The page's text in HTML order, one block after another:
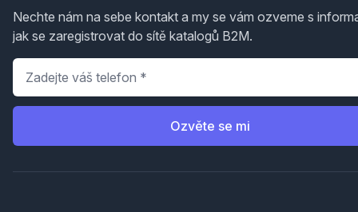
Nechte nám na sebe kontakt a my se vám ozveme s
jak se zaregistrovat do sítě katalogů B2M.
Telefon
Ozvěte se mi